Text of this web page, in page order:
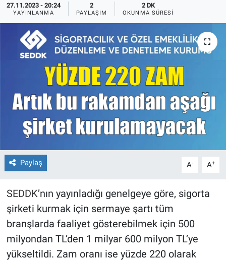
27.11.2023 - 20:24
YAYINLANMA
2
PAYLAŞIM
2 DK
OKUNMA SÜRESI
Paylaş A- A+
SEDDK’nın yayınladığı genelgeye göre, sigorta
şirketi kurmak için sermaye şartı tüm
branşlarda faaliyet gösterebilmek için 500
milyondan TL’den 1 milyar 600 milyon TL’ye
yükseltildi. Zam oranı ise yüzde 220 olarak